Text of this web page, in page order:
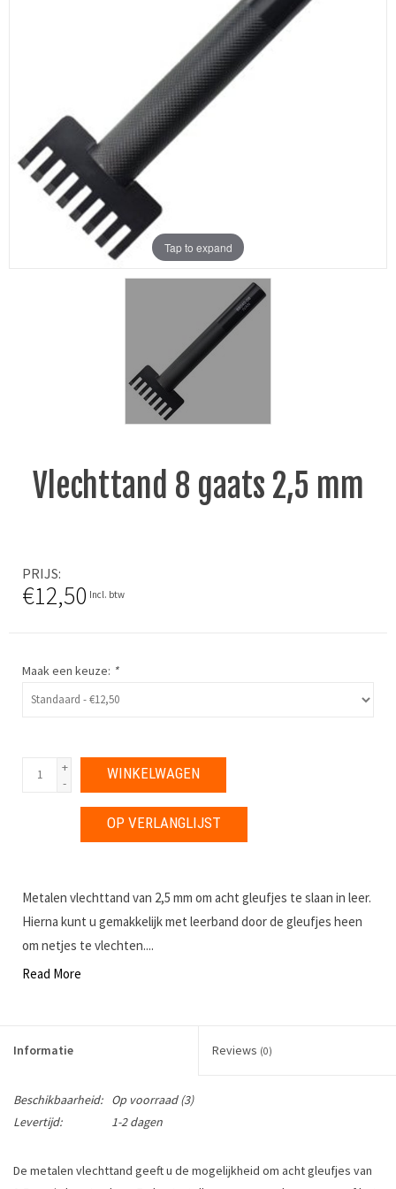
Tap to expand
Vlechttand 8 gaats 2,5 mm
PRIJS
€12,50 Incl. btw
Maak een keuze: *
+
-
WINKELWAGEN
OP VERLANGLIJST
Metalen vlechttand van 2,5 mm om acht gleufjes te slaan in leer.
Hierna kunt u gemakkelijk met leerband door de gleufjes heen
om netjes te vlechten....
Read More
Informatie Reviews (0)
Beschikbaarheid: Op voorraad(3)
Levertijd:
1-2 dagen
De metalen vlechttand geeft u de mogelijkheid om acht gleufjes van